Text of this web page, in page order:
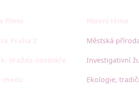
Městská
Investigativní
Ekologie,